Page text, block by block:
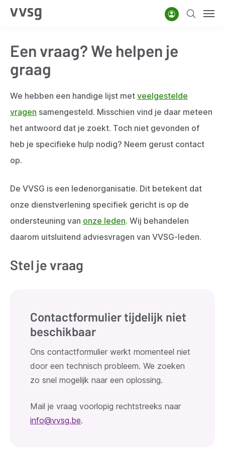
Overslaan
gaan
AccountZoeken
Een vraag? We helpen je
graag
We hebben een handige lijst met veelgestelde
vragen samengesteld. Misschien vind je daar meteen
het antwoord dat je zoekt. Toch niet gevonden of
heb je specifieke hulp nodig? Neem gerust contact
op.
De VVSG is een ledenorganisatie. Dit betekent dat
onze dienstverlening specifiek gericht is op de
ondersteuning van onze leden. Wij behandelen
daarom uitsluitend adviesvragen van VVSG-leden.
Stel je vraag
Contactformulier tijdelijk niet
beschikbaar
Ons contactformulier werkt momenteel niet
door een technisch probleem. We zoeken
zo snel mogelijk naar een oplossing.
Mail je vraag voorlopig rechtstreeks naar
info@vvsg.be.